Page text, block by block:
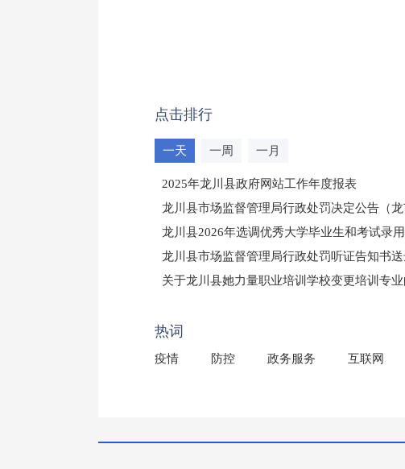
点击排行
一天 一周 一月
2025年龙川县政府网站工作年度报表
龙川县市场监督管理局行政处罚决定公告（龙
龙川县2026年选调优秀大学毕业生和考试录
龙川县市场监督管理局行政处罚听证告知书
（龙市监罚送告〔2026〕71号）
关于龙川县她力量职业培训学校变更培训专
热词
疫情 防控 政务服务 互联网